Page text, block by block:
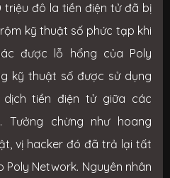
đô la tiền điện tử đã bị
kỹ thuật số phức tạp khi
được lỗ hổng của Poly
kỹ thuật số được sử dụng
tiền điện tử giữa các
Tưởng chừng như hoang
vị hacker đó đã trả lại tất
Network. Nguyên nhân